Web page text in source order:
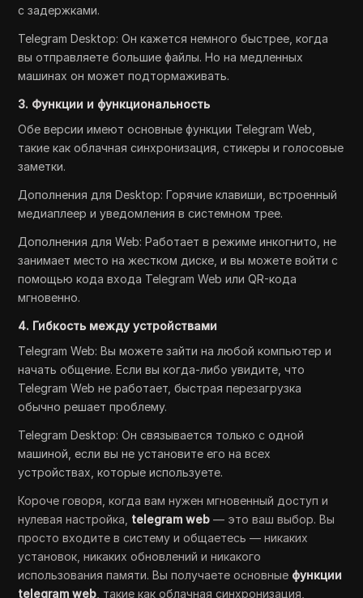
с задержками.
Telegram Desktop: Он кажется немного быстрее, когда
вы отправляете большие файлы. Но на медленных
машинах он может подтормаживать.
3. Функции и функциональность
Обе версии имеют основные функции Telegram Web,
такие как облачная синхронизация, стикеры и голосовые
заметки.
Дополнения для Desktop: Горячие клавиши, встроенный
медиаплеер и уведомления в системном трее.
Дополнения для Web: Работает в режиме инкогнито, не
занимает место на жестком диске, и вы можете войти с
помощью кода входа Telegram Web или QR-кода
мгновенно.
4. Гибкость между устройствами
Telegram Web: Вы можете зайти на любой компьютер и
начать общение. Если вы когда-либо увидите, что
Telegram Web не работает, быстрая перезагрузка
обычно решает проблему.
Telegram Desktop: Он связывается только с одной
машиной, если вы не установите его на всех
устройствах, которые используете.
Короче говоря, когда вам нужен мгновенный доступ и
нулевая настройка, telegram web — это ваш выбор. Вы
просто входите в систему и общаетесь — никаких
установок, никаких обновлений и никакого
использования памяти. Вы получаете основные функции
telegram web , такие как облачная синхронизация,